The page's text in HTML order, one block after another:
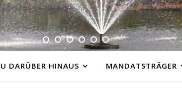
DARÜBER HINAUS MANDATSTRÄGER